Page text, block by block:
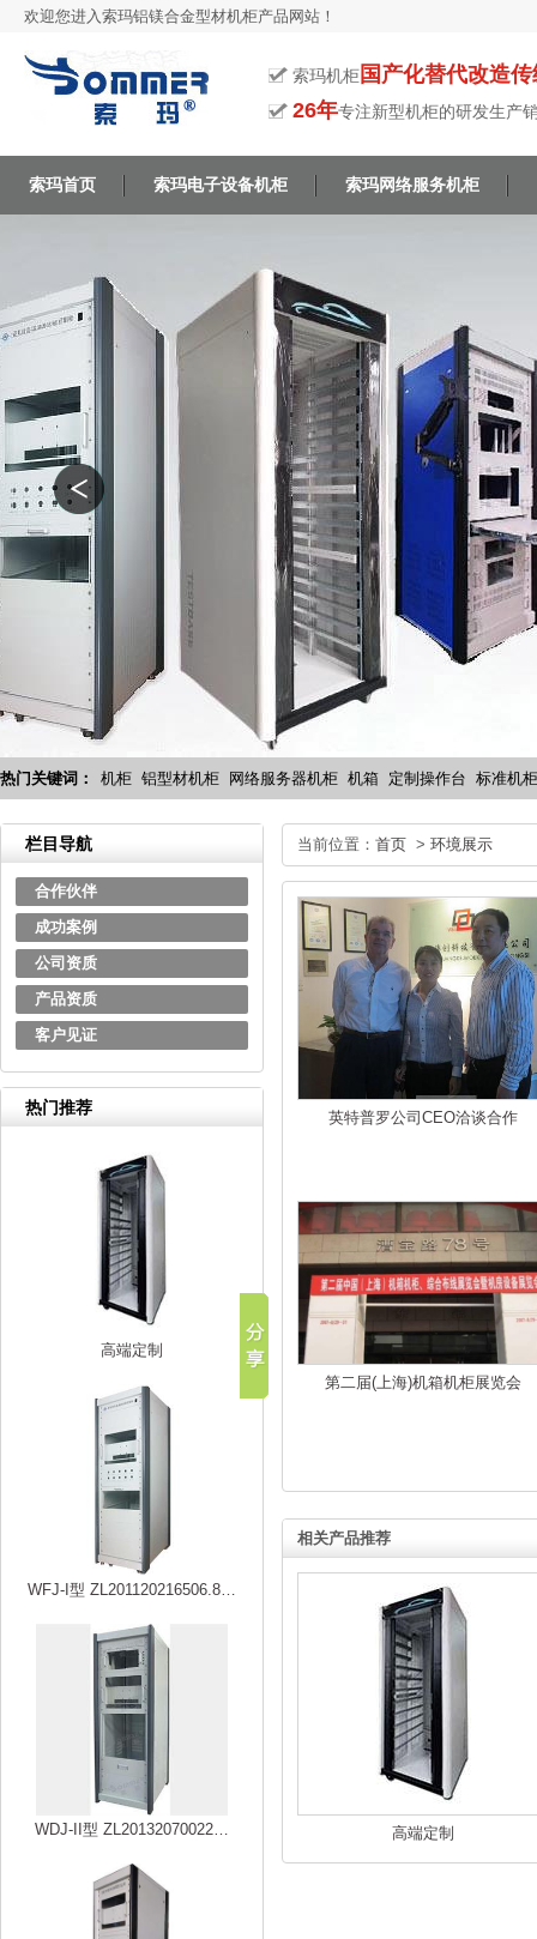
欢迎您进入索玛铝镁合金型材机柜产品网站！
索玛机柜国产化替代改造
26年专注新型机柜的研发生产
索玛首页 索玛电子设备机柜 索玛网络服务机柜
热门关键词： 机柜 铝型材机柜 网络服务器机柜 机箱 定制操作台 标准机柜
栏目导航
合作伙伴
成功案例
公司资质
产品资质
客户见证
热门推荐
高端定制
WFJ-I型 ZL201120216506.8…
WDJ-II型 ZL20132070022…
当前位置： 首页 > 环境展示
英特普罗公司CEO洽谈合作
第二届(上海)机箱机柜展览会
相关产品推荐
高端定制